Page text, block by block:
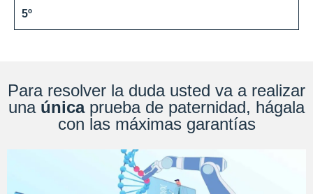
5º
Para resolver la duda usted va a realizar
una únicaprueba de paternidad, hágala
con las máximas garantías